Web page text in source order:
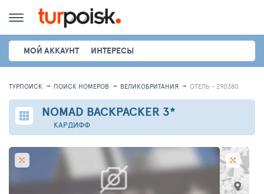
МОЙ АККАУНТ ИНТЕРЕСЫ
ТУРПОИСК ПОИСК НОМЕРОВ ВЕЛИКОБРИТАНИЯ ОТЕЛЬ - 290380
NOMAD BACKPACKER 3*
КАРДИФФ